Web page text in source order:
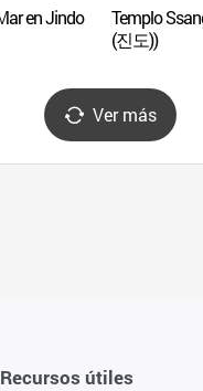
en Jindo
Templo
(진도))
Ver más
Recursos útiles